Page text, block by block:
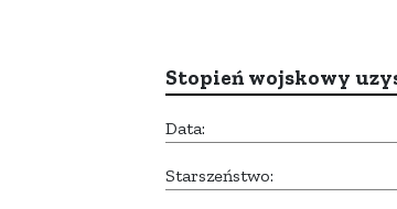
Stopień wojskowy
Data:
Starszeństwo: